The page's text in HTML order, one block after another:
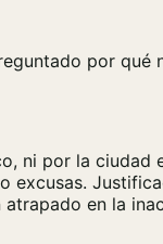
por
ni por la ciudad
excusas.
en la